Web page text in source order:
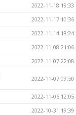
2022-11-18 19:33
2022-11-17 10:36
2022-11-14 18:24
2022-11-08 21:06
2022-11-07 22:08
2022-11-07 09:50
2022-11-06 12:05
2022-10-31 19:39